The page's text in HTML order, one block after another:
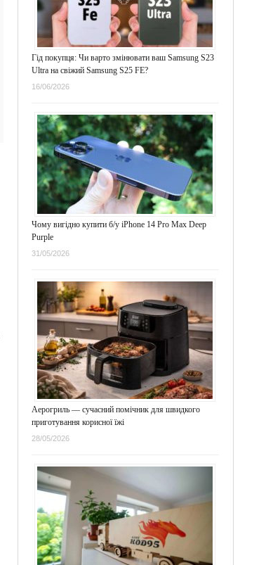
Гід покупця: Чи варто змінювати ваш Samsung S23
Ultra на свіжий Samsung S25 FE?
16/06/2026
Чому вигідно купити б/у iPhone 14 Pro Max Deep
Purple
31/05/2026
Аерогриль — сучасний помічник для швидкого
приготування корисної їжі
28/05/2026